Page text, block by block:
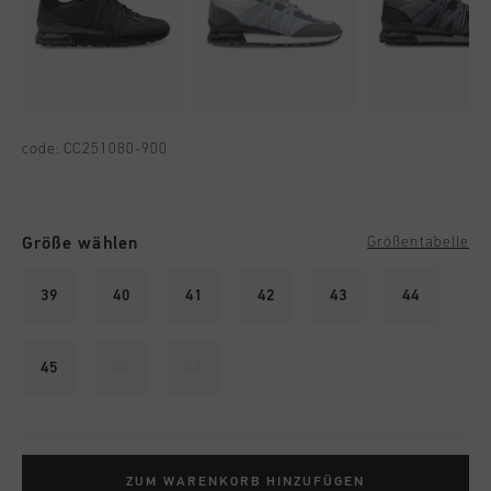
code: CC251080-900
Größe wählen Größentabelle
39 40 41 42 43 44
45
ZUM WARENKORB HINZUFÜGEN